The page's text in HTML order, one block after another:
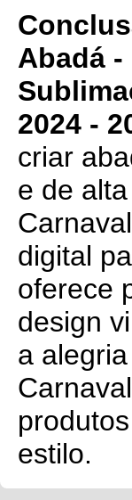
Abadá -
2024 -
criar
e de
digital
oferece
design
a
estilo.